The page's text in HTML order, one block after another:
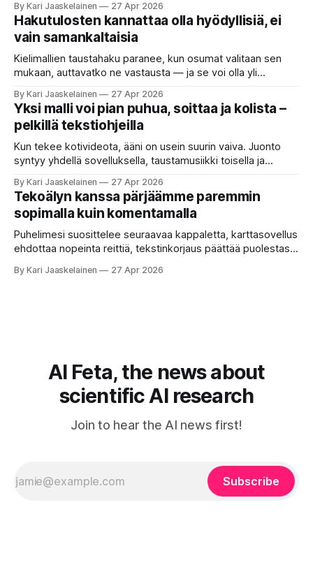
etsimässä verkosta apuria, joka hoitaisi puolestasi arjen
askareita: täyttäisi lomakkeen, järjestäisi matkasuunnitelman
tai seulisi pitkän asiakirjakasan ydinkohdat. Vastassa on
valikoima, joka muistuttaa sovelluskauppaa steroideilla.
Jokainen ”tekoälyagentti” lupaa paljon
By Kari Jaaskelainen 27 Apr 2026
Hakutulosten kannattaa olla hyödyllisiä, ei
vain samankaltaisia
Kielimallien taustahaku paranee, kun osumat valitaan sen
mukaan, auttavatko ne vastausta — ja se voi olla yli
että kysyt työpaikan chat-robotilta: “Mitä viime kuun
kokouspäiväkirjassa päätettiin etätyöpäivistä?” Robotti
selaa arkistoja ja poimii sinulle pätkän, jossa toistellaan, mitä
etätyö tarkoittaa. Teksti on aiheeltaan lähellä kysymystä,
By Kari Jaaskelainen 27 Apr 2026
Yksi malli voi pian puhua, soittaa ja kolista –
pelkillä tekstiohjeilla
Kun tekee kotivideota, ääni on usein suurin vaiva. Juonto
syntyy yhdellä sovelluksella, taustamusiikki toisella ja
erilaisia komentoja, eikä mikään niistä oikein “puhu”
toistensa kanssa. Lopputulos on pienen palapelityön tulos.
Vuosia on ajateltu, että näin tämän kuuluukin mennä. Puhe
on sanoja ja lauseita – hyvin jäsenneltyä.
By Kari Jaaskelainen 27 Apr 2026
Tekoälyn kanssa pärjäämme paremmin
sopimalla kuin komentamalla
Puhelimesi suosittelee seuraavaa kappaletta, karttasovellus
ehdottaa nopeinta reittiä, tekstinkorjaus päättää puolestasi,
tottelee sinua sokeasti. Useammin huomaat itse
By Kari Jaaskelainen 27 Apr 2026
AI Feta, the news about
scientific AI research
Join to hear the AI news first!
Subscribe